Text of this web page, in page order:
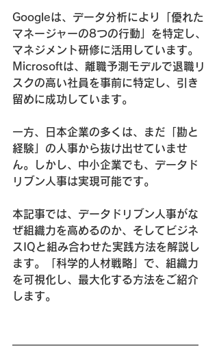
Googleは、データ分析により「優れた
マネージャーの8つの行動」を特定し、
マネジメント研修に活用しています。
Microsoftは、離職予測モデルで退職リ
スクの高い社員を事前に特定し、引き
留めに成功しています。
一方、日本企業の多くは、まだ「勘と
経験」の人事から抜け出せていませ
ん。しかし、中小企業でも、データド
リブン人事は実現可能です。
本記事では、データドリブン人事がな
ぜ組織力を高めるのか、そしてビジネ
スIQと組み合わせた実践方法を解説し
ます。「科学的人材戦略」で、組織力
を可視化し、最大化する方法をご紹介
します。
━━━━━━━━━━━━━━━━━